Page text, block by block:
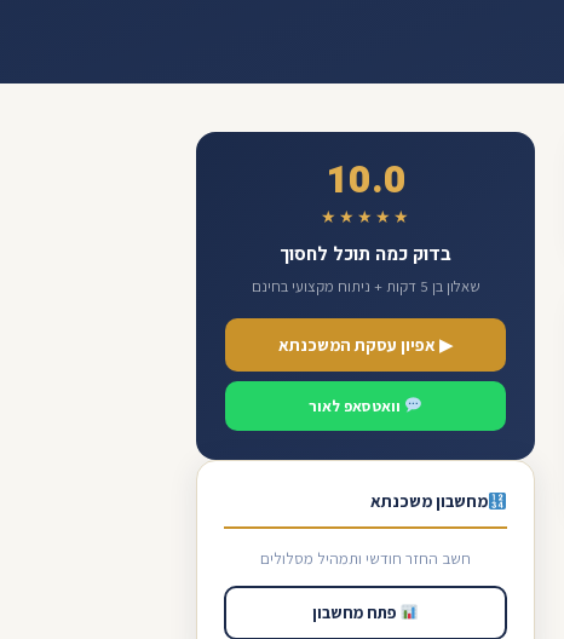
10.0
★★★★★
בדוק כמה תוכל לחסוך
שאלון בן 5 דקות + ניתוח מקצועי בחינם
▶ אפיון עסקת המשכנתא
וואטסאפ לאור
מחשבון משכנתא
חשב החזר חודשי ותמהיל מסלולים
פתח מחשבון